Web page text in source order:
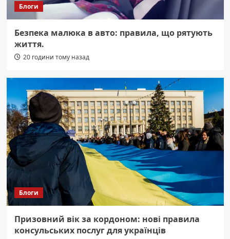
Блоги
Безпека малюка в авто: правила, що рятують
життя.
20 години тому назад
Блоги
Призовний вік за кордоном: нові правила
консульських послуг для українців